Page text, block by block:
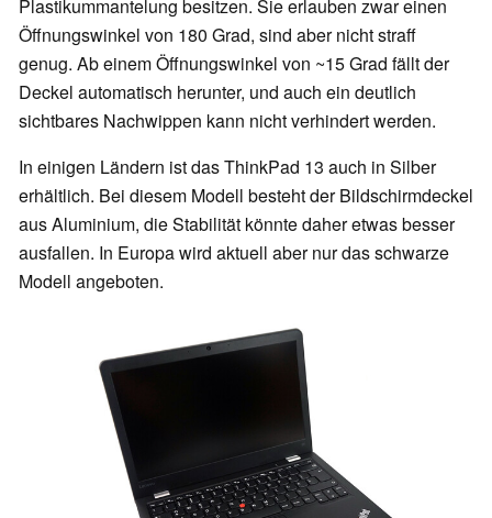
Plastikummantelung besitzen. Sie erlauben zwar einen
Öffnungswinkel von 180 Grad, sind aber nicht straff
genug. Ab einem Öffnungswinkel von ~15 Grad fällt der
Deckel automatisch herunter, und auch ein deutlich
sichtbares Nachwippen kann nicht verhindert werden.
In einigen Ländern ist das ThinkPad 13 auch in Silber
erhältlich. Bei diesem Modell besteht der Bildschirmdeckel
aus Aluminium, die Stabilität könnte daher etwas besser
ausfallen. In Europa wird aktuell aber nur das schwarze
Modell angeboten.